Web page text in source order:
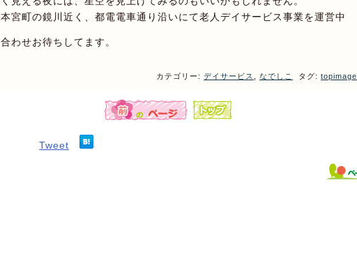
宮町の鏡川近く、都電電車通り沿いにて老人デイサービス事業を運営中
わせお待ちしてます。
カテゴリー: デイサービス なでしこ タグ: topimage
Tweet